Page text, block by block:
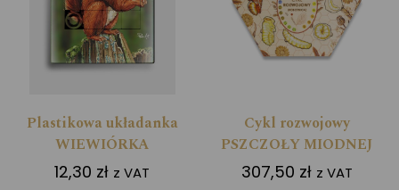
Plastikowa układanka
WIEWIÓRKA
12,30 zł z VAT
Cykl rozwojowy
PSZCZOŁY MIODNEJ
307,50 zł z VAT